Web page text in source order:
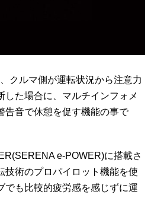
クルマ側が運転状況から注意力
した場合に、マルチインフォメ
告音で休憩を促す機能の事で
e-POWER)に搭載さ
技術のプロパイロット機能を使
でも比較的疲労感を感じずに運